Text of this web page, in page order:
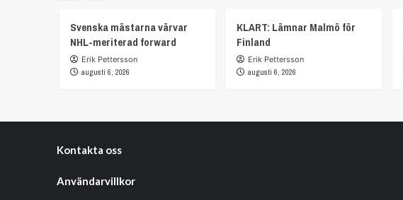
Svenska mästarna värvar
NHL-meriterad forward
Erik Pettersson
augusti 6, 2026
KLART: Lämnar Malmö för
Finland
Erik Pettersson
augusti 6, 2026
Kontakta oss
Användarvillkor